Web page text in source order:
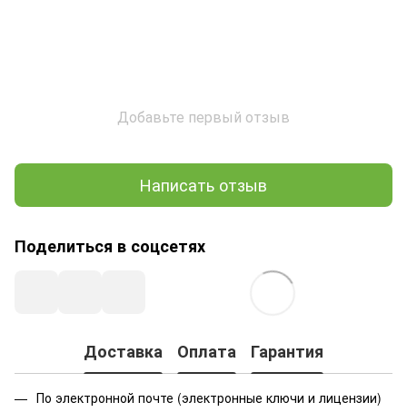
Добавьте первый отзыв
Написать отзыв
Поделиться в соцсетях
Доставка Оплата Гарантия
По электронной почте (электронные ключи и лицензии)